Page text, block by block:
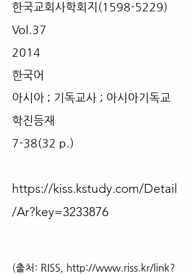
한국교회사학회지(1598-5229)
Vol.37
2014
​한국어
​아시아 ; 기독교사 ; 아시아기독교
학진등재
7-38(32 p.)
https://kiss.kstudy.com/Detail
/Ar?key=3233876
(출처: RISS, http://www.riss.kr/link?